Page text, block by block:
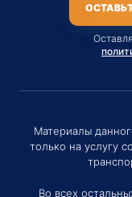
Материалы
только на услугу
Во всех